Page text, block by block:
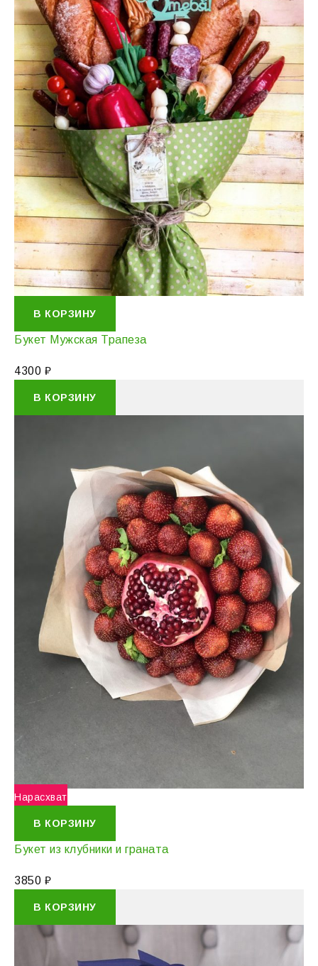
В КОРЗИНУ
Букет Мужская Трапеза
4300 ₽
В КОРЗИНУ
Нарасхват
В КОРЗИНУ
Букет из клубники и граната
3850 ₽
В КОРЗИНУ